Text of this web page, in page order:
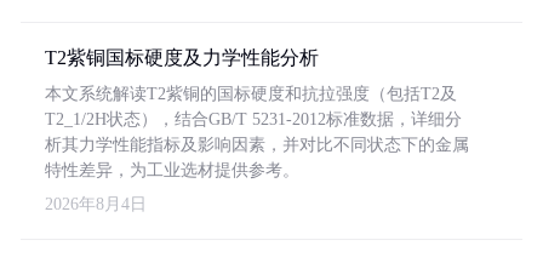
T2紫铜国标硬度及力学性能分析
本文系统解读T2紫铜的国标硬度和抗拉强度（包括T2及
T2_1/2H状态），结合GB/T 5231-2012标准数据，详细分
析其力学性能指标及影响因素，并对比不同状态下的金属
特性差异，为工业选材提供参考。
2026年8月4日